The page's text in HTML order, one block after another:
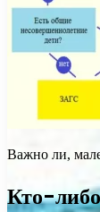
Важно ли,
Кто-